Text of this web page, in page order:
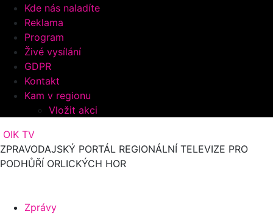
Kde nás naladíte
Reklama
Program
Živé vysílání
GDPR
Kontakt
Kam v regionu
Vložit akci
OIK TV
ZPRAVODAJSKÝ PORTÁL REGIONÁLNÍ TELEVIZE PRO
PODHŮŘÍ ORLICKÝCH HOR
Zprávy